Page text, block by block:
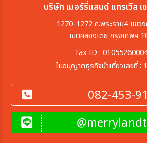
บริษัท เมอร์รี่แลนด์ แทรเวิล เ
1270-1272 ถ.พระราม4 แขว
เขตคลองเตย กรุงเทพฯ
Tax ID :
ใบอนุญาตธุรกิจนำเที่ยวเลขที่ :
082-453-